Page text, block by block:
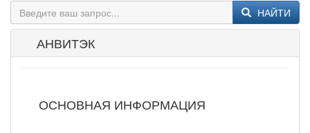
НАЙТИ
АНВИТЭК
ОСНОВНАЯ ИНФОРМАЦИЯ